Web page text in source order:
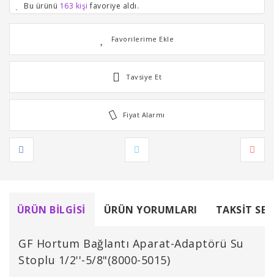
Bu ürünü 163 kişi favoriye aldı.
Tavsiye Et
Fiyat Alarmı
ÜRÜN BILGISI ÜRÜN YORUMLARI TAKSIT
GF Hortum Bağlantı Aparat-Adaptörü Su
Stoplu 1/2''-5/8"(8000-5015)